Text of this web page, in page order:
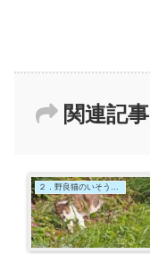
関連記事
２．野良猫のいそうな場所はここ